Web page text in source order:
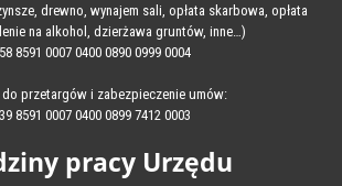
drewno, wynajem sali, opłata skarbowa, opłata
na alkohol, dzierżawa gruntów, inne…)
58 8591 0007 0400 0890 0999 0004
do przetargów i zabezpieczenie umów:
39 8591 0007 0400 0899 7412 0003
pracy Urzędu